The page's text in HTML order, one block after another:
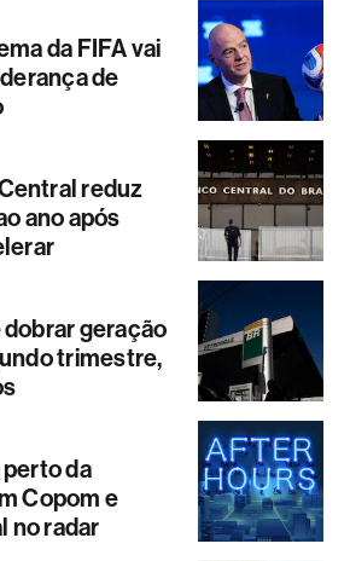
da FIFA vai
de
reduz
ano após
geração
trimestre,
da
Copom e
no radar